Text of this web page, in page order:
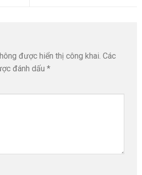
được hiển thị công khai. Các
đánh dấu *